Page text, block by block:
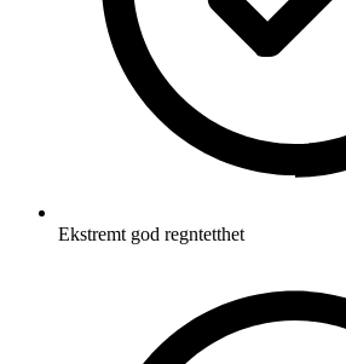
Ekstremt god regntetthet